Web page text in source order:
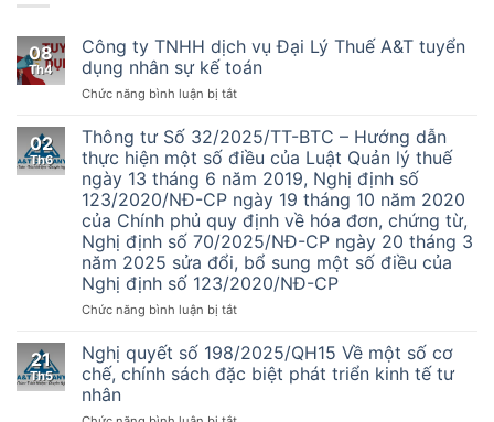
08
Th4
Công ty TNHH dịch vụ Đại Lý Thuế A&T tuyển
dụng nhân sự kế toán
Chức năng bình luận bị tắtở
ty
TNHH
dịch
vụ
Đại
Lý
Thuế
A&T
tuyển
nhân
kế
toán
02
Th6
Thông tư Số 32/2025/TT-BTC – Hướng dẫn
thực hiện một số điều của Luật Quản lý thuế
ngày 13 tháng 6 năm 2019, Nghị định số
123/2020/NĐ-CP ngày 19 tháng 10 năm 2020
của Chính phủ quy định về hóa đơn, chứng từ,
Nghị định số 70/2025/NĐ-CP ngày 20 tháng 3
năm 2025 sửa đổi, bổ sung một số điều của
Nghị định số 123/2020/NĐ-CP
Chức năng bình luận bị tắtở
tư
Số
32/2025/TT-
21
Th5
Nghị quyết số 198/2025/QH15 Về một số cơ
chế, chính sách đặc biệt phát triển kinh tế tư
nhân